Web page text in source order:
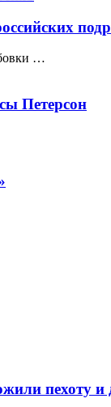
…
Петерсон
пехоту и